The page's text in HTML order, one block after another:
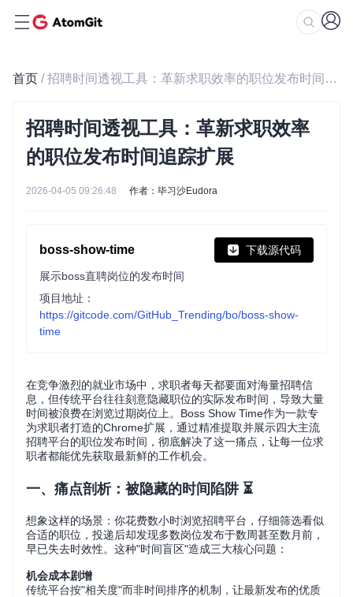
首页 / 招聘时间透视工具：革新求职效率的职位发布时间追踪扩展
招聘时间透视工具：革新求职效率
的职位发布时间追踪扩展
2026-04-05 09:26:48 作者：毕习沙Eudora
boss-show-time 下载源代码
展示boss直聘岗位的发布时间
项目地址：
https://gitcode.com/GitHub_Trending/bo/boss-show-
time
在竞争激烈的就业市场中，求职者每天都要面对海量招聘信
息，但传统平台往往刻意隐藏职位的实际发布时间，导致大量
时间被浪费在浏览过期岗位上。Boss Show Time作为一款专
为求职者打造的Chrome扩展，通过精准提取并展示四大主流
招聘平台的职位发布时间，彻底解决了这一痛点，让每一位求
职者都能优先获取最新鲜的工作机会。
一、痛点剖析：被隐藏的时间陷阱 ⏳
想象这样的场景：你花费数小时浏览招聘平台，仔细筛选看似
合适的职位，投递后却发现多数岗位发布于数周甚至数月前，
早已失去时效性。这种"时间盲区"造成三大核心问题：
机会成本剧增
传统平台按"相关度"而非时间排序的机制，让最新发布的优质